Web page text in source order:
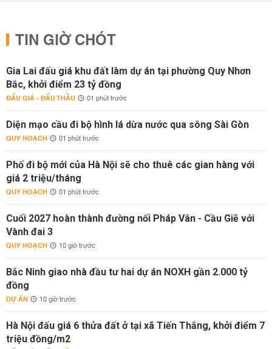
TIN GIỜ CHÓT
Gia Lai đấu giá khu đất làm dự án tại phường Quy Nhơn
Bắc, khởi điểm 23 tỷ đồng
ĐẤU GIÁ - ĐẤU THẦU 01 phút trước
Diện mạo cầu đi bộ hình lá dừa nước qua sông Sài Gòn
QUY HOẠCH 01 phút trước
Phố đi bộ mới của Hà Nội sẽ cho thuê các gian hàng với
giá 2 triệu/tháng
QUY HOẠCH 01 phút trước
Cuối 2027 hoàn thành đường nối Pháp Vân - Cầu Giẽ với
Vành đai 3
QUY HOẠCH 10 giờ trước
Bắc Ninh giao nhà đầu tư hai dự án NOXH gần 2.000 tỷ
đồng
DỰ ÁN 10 giờ trước
Hà Nội đấu giá 6 thửa đất ở tại xã Tiến Thắng, khởi điểm 7
triệu đồng/m2